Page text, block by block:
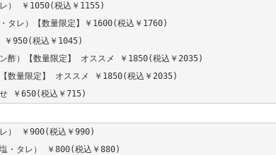
） ￥1050(税込￥1155)
タレ）【数量限定】￥1600(税込￥1760)
￥950(税込￥1045)
酢）【数量限定】 オススメ ￥1850(税込￥2035)
数量限定】 オススメ ￥1850(税込￥2035)
￥650(税込￥715)
） ￥900(税込￥990)
・タレ） ￥800(税込￥880)